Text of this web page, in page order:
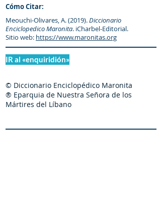
Cómo Citar:
Meouchi-Olivares, A. (2019).Diccionario
Enciclopedico Maronita. iCharbel-Editorial.
Sitio web: https://www.maronitas.org
IR al «enquiridión»
© Diccionario Enciclopédico Maronita
® Eparquia de Nuestra Señora de los
Mártires del Líbano